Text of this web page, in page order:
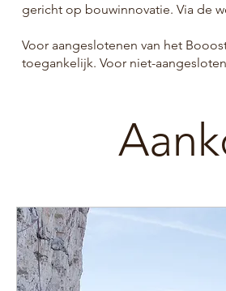
gericht op bouwinnovatie. Via de
Voor aangeslotenen van het
toegankelijk. Voor niet-